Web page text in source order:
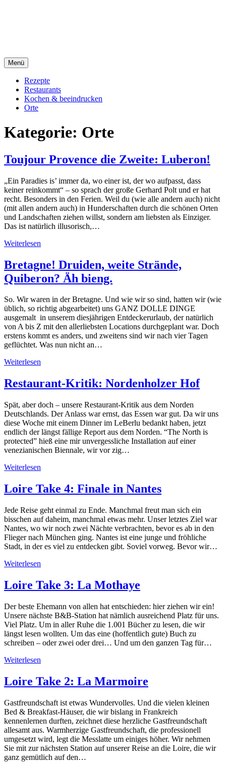
Menü
Rezepte
Restaurants
Kochen & beeindrucken
Orte
Kategorie: Orte
Toujour Provence die Zweite: Luberon!
„Ein Paradies is’ immer da, wo einer ist, der wo aufpasst, dass
keiner reinkommt“ – so sprach der große Gerhard Polt und er hat
recht. Besonders in den Ferien. Weil du (wie alle andern auch) nicht
(mit allen andern auch) in Hunderschaften durch die schönen Orten
und Landschaften ziehen willst, sondern am liebsten als Einziger.
Das ist natürlich illusorisch,…
Weiterlesen
Bretagne! Druiden, weite Strände,
Quiberon? Äh bieng.
So. Wir waren in der Bretagne. Und wie wir so sind, hatten wir (wie
üblich, so richtig abgearbeitet) uns GANZ DOLLE DINGE
ausgemalt in unserem diesjährigen Entdeckerurlaub, der natürlich
von A bis Z mit den allerliebsten Locations durchgeplant war. Doch
erstens kommt es anders, und zweitens sind wir nach vier Tagen
geflüchtet. Was nun nicht an…
Weiterlesen
Restaurant-Kritik: Nordenholzer Hof
Spät, aber doch – unsere Restaurant-Kritik aus dem Norden
Deutschlands. Der Anlass war ernst, das Essen war gut. Da wir uns
diese Woche mit einem Dinner im LeBerlu bedankt haben, jetzt
endlich der längst fällige Report aus dem Norden. “The North is
protected” hieß eine mir unvergessliche Installation auf einer
venezianischen Biennale, wir vor zig…
Weiterlesen
Loire Take 4: Finale in Nantes
Jede Reise geht einmal zu Ende. Manchmal freut man sich ein
bisschen auf daheim, manchmal etwas mehr. Unser letztes Ziel war
Nantes, wo wir noch zwei Nächte verbrachten, bevor es ab in den
Flieger nach München ging. Nantes ist eine junge und fröhliche
Stadt, in der es viel zu entdecken gibt. Soviel vorweg. Bevor wir…
Weiterlesen
Loire Take 3: La Mothaye
Der beste Ehemann von allen hat entschieden: hier ziehen wir ein!
Unsere nächste B&B-Station hat nämlich ausreichend Platz für uns.
Viel Platz. Um in aller Ruhe die 1.001 Bücher zu lesen, die wir
längst lesen wollten. Um das eine (hoffentlich gute) Buch zu
schreiben – oder zwei oder drei… Und um den ganzen Tag für…
Weiterlesen
Loire Take 2: La Marmoire
Gastfreundschaft ist etwas Wundervolles. Und die vielen kleinen
Bed & Breakfast-Häuser, die wir bislang in Frankreich
kennenlernen durften, zeichnet diese herzliche Gastfreundschaft
allesamt aus. Warmherzige Gastfreundschaft, die professionell
umgesetzt wird, legt die Messlatte um einiges höher. Wir nehmen
Sie mit zur nächsten Station auf unserer Reise an die Loire, die wir
ganz gemütlich auf den…